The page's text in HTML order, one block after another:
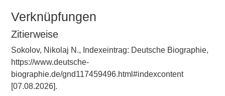
Verknüpfungen
Zitierweise
Sokolov, Nikolaj N., Indexeintrag: Deutsche Biographie,
https://www.deutsche-
biographie.de/gnd117459496.html#indexcontent
[07.08.2026].